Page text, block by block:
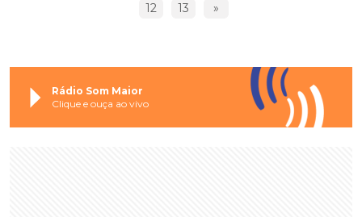
12 13 »
Rádio Som Maior
Clique e ouça ao vivo